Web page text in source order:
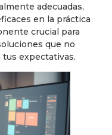
adecuadas,
en la práctica
crucial para
que no
expectativas.